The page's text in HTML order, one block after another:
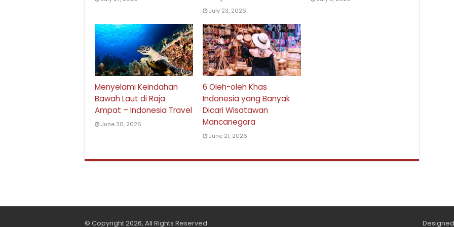
July 23, 2026
Menyelami Keindahan
Bawah Laut di Raja
Ampat – Indonesia Travel
June 30, 2026
6 Oleh-oleh Khas
Indonesia yang Banyak
Dicari Wisatawan
Mancanegara
June 21, 2026
© Copyright 2026, All Rights Reserved